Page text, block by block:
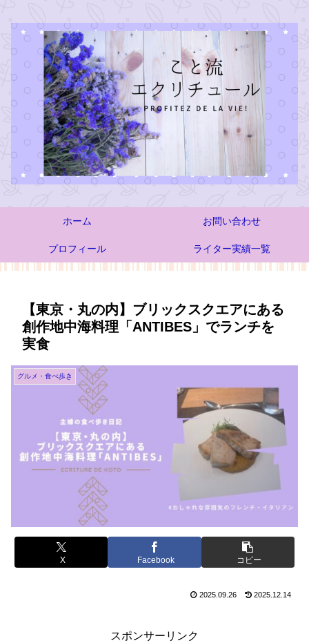
ホーム お問い合わせ
プロフィール ライター実績一覧
【東京・丸の内】ブリックスクエアにある
創作地中海料理「ANTIBES」でランチを
実食
グルメ・食べ歩き
X Facebook コピー
2025.09.26 2025.12.14
スポンサーリンク